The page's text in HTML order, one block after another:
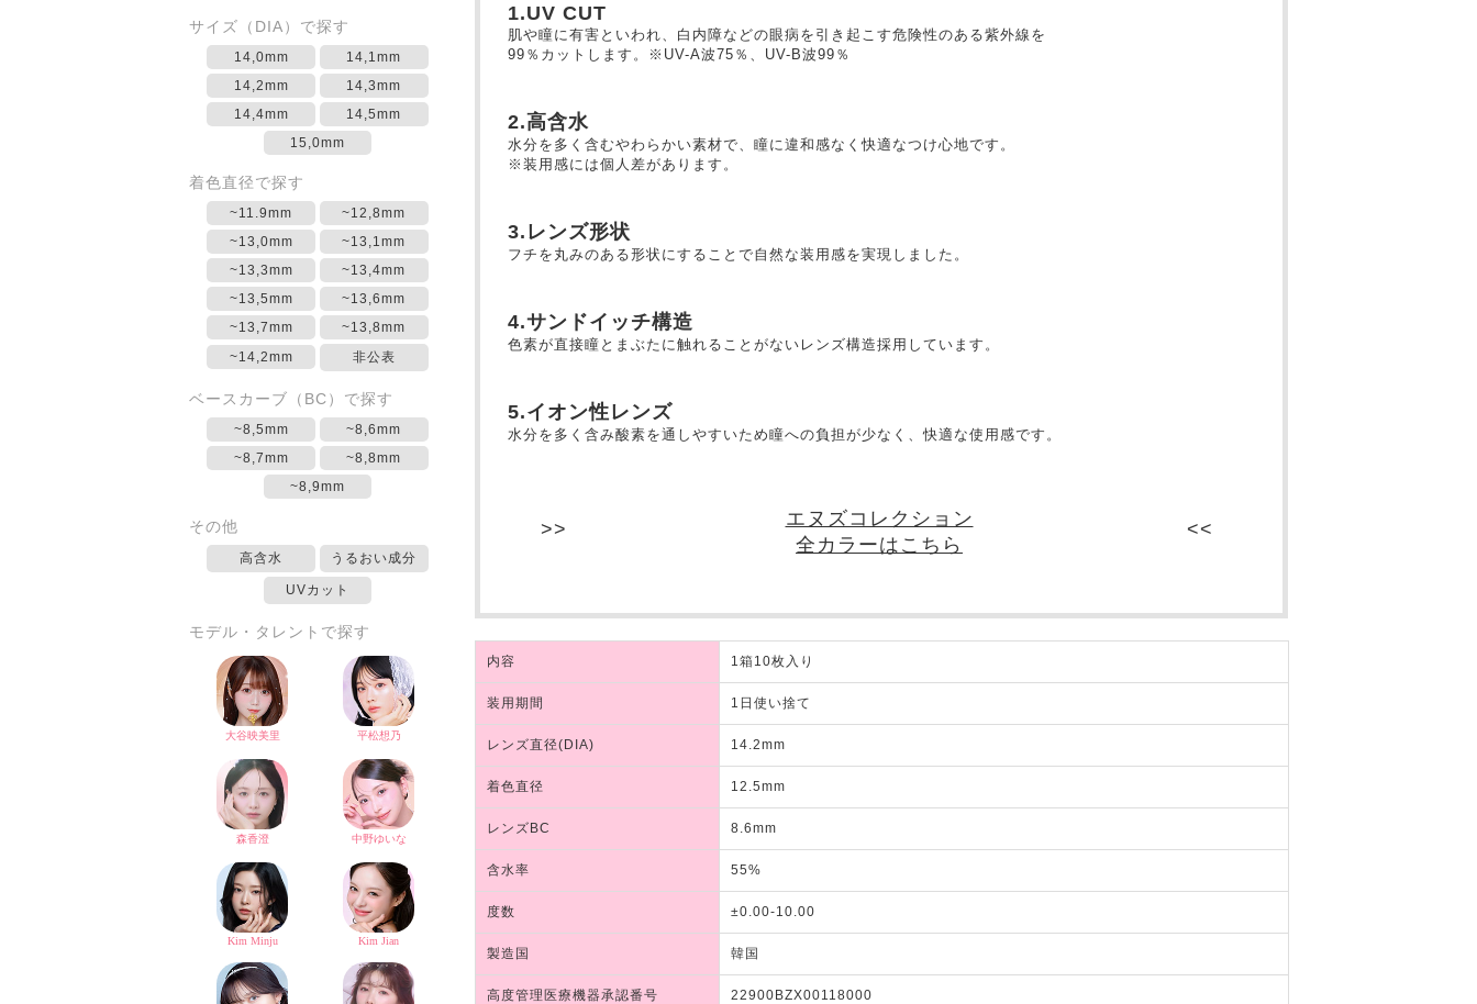
サイズ（DIA）で探す
14,0mm
14,1mm
14,2mm
14,3mm
14,4mm
14,5mm
15,0mm
着色直径で探す
~11.9mm
~12,8mm
~13,0mm
~13,1mm
~13,3mm
~13,4mm
~13,5mm
~13,6mm
~13,7mm
~13,8mm
~14,2mm
非公表
ベースカーブ（BC）で探す
~8,5mm
~8,6mm
~8,7mm
~8,8mm
~8,9mm
その他
高含水 うるおい成分
UVカット
モデル・タレントで探す
1.UV CUT
肌や瞳に有害といわれ、白内障などの眼病を引き起こす危険性のある紫外線を
99％カットします。※UV-A波75％、UV-B波99％
2.高含水
水分を多く含むやわらかい素材で、瞳に違和感なく快適なつけ心地です。
※装用感には個人差があります。
3.レンズ形状
フチを丸みのある形状にすることで自然な装用感を実現しました。
4.サンドイッチ構造
色素が直接瞳とまぶたに触れることがないレンズ構造採用しています。
5.イオン性レンズ
水分を多く含み酸素を通しやすいため瞳への負担が少なく、快適な使用感です。
エヌズコレクション
全カラーはこちら
内容 1箱10枚入り
装用期間 1日使い捨て
レンズ直径(DIA) 14.2mm
着色直径 12.5mm
レンズBC 8.6mm
含水率 55%
度数 ±0.00-10.00
製造国 韓国
高度管理医療機器承認番号 22900BZX00118000